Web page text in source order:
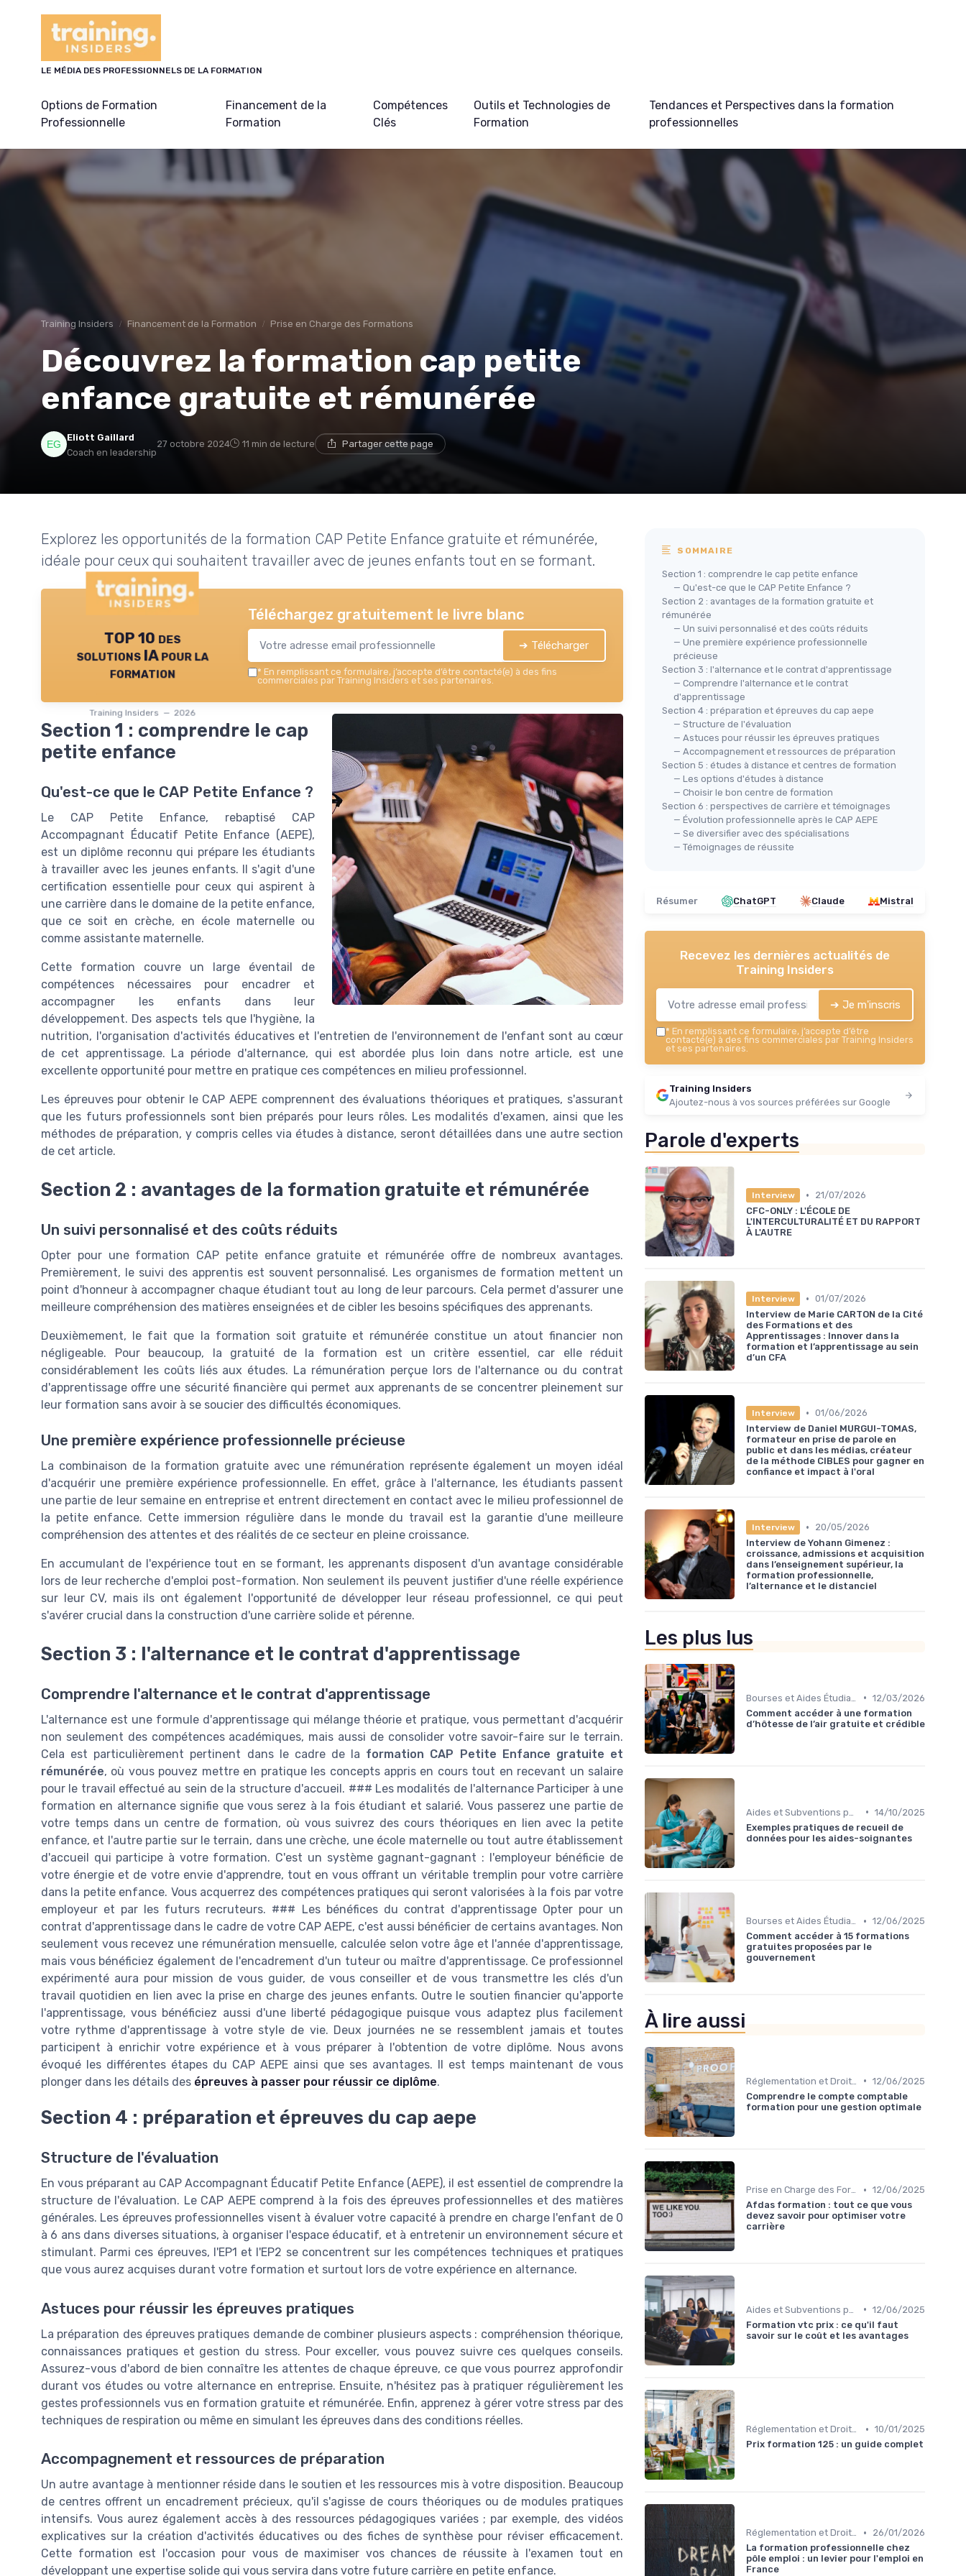
LE MÉDIA DES PROFESSIONNELS DE LA FORMATION
Options de Formation
Professionnelle
Financement de la
Formation
Compétences
Clés
Outils et Technologies de
Formation
Tendances et Perspectives dans la formation
professionnelles
Training Insiders Financement de la Formation Prise en Charge des Formations
Découvrez la formation cap petite
enfance gratuite et rémunérée
Eliott Gaillard
Coach en leadership
27 octobre 2024 11 min de lecture Partager cette page
Explorez les opportunités de la formation CAP Petite Enfance gratuite et rémunérée,
idéale pour ceux qui souhaitent travailler avec de jeunes enfants tout en se formant.
TOP 10 des
solutions IA pour la
formation
Training Insiders — 2026
Téléchargez gratuitement le livre blanc
➔ Télécharger
* En remplissant ce formulaire, j’accepte d’être contacté(e) à des fins
commerciales par Training Insiders et ses partenaires.
Section 1 : comprendre le cap
petite enfance
Qu'est-ce que le CAP Petite Enfance ?
Le CAP Petite Enfance, rebaptisé CAP
Accompagnant Éducatif Petite Enfance (AEPE),
est un diplôme reconnu qui prépare les étudiants
à travailler avec les jeunes enfants. Il s'agit d'une
certification essentielle pour ceux qui aspirent à
une carrière dans le domaine de la petite enfance,
que ce soit en crèche, en école maternelle ou
comme assistante maternelle.
Cette formation couvre un large éventail de
compétences nécessaires pour encadrer et
accompagner les enfants dans leur
développement. Des aspects tels que l'hygiène, la
nutrition, l'organisation d'activités éducatives et l'entretien de l'environnement de l'enfant sont au cœur
de cet apprentissage. La période d'alternance, qui est abordée plus loin dans notre article, est une
excellente opportunité pour mettre en pratique ces compétences en milieu professionnel.
Les épreuves pour obtenir le CAP AEPE comprennent des évaluations théoriques et pratiques, s'assurant
que les futurs professionnels sont bien préparés pour leurs rôles. Les modalités d'examen, ainsi que les
méthodes de préparation, y compris celles via études à distance, seront détaillées dans une autre section
de cet article.
Section 2 : avantages de la formation gratuite et rémunérée
Un suivi personnalisé et des coûts réduits
Opter pour une formation CAP petite enfance gratuite et rémunérée offre de nombreux avantages.
Premièrement, le suivi des apprentis est souvent personnalisé. Les organismes de formation mettent un
point d'honneur à accompagner chaque étudiant tout au long de leur parcours. Cela permet d'assurer une
meilleure compréhension des matières enseignées et de cibler les besoins spécifiques des apprenants.
Deuxièmement, le fait que la formation soit gratuite et rémunérée constitue un atout financier non
négligeable. Pour beaucoup, la gratuité de la formation est un critère essentiel, car elle réduit
considérablement les coûts liés aux études. La rémunération perçue lors de l'alternance ou du contrat
d'apprentissage offre une sécurité financière qui permet aux apprenants de se concentrer pleinement sur
leur formation sans avoir à se soucier des difficultés économiques.
Une première expérience professionnelle précieuse
La combinaison de la formation gratuite avec une rémunération représente également un moyen idéal
d'acquérir une première expérience professionnelle. En effet, grâce à l'alternance, les étudiants passent
une partie de leur semaine en entreprise et entrent directement en contact avec le milieu professionnel de
la petite enfance. Cette immersion régulière dans le monde du travail est la garantie d'une meilleure
compréhension des attentes et des réalités de ce secteur en pleine croissance.
En accumulant de l'expérience tout en se formant, les apprenants disposent d'un avantage considérable
lors de leur recherche d'emploi post-formation. Non seulement ils peuvent justifier d'une réelle expérience
sur leur CV, mais ils ont également l'opportunité de développer leur réseau professionnel, ce qui peut
s'avérer crucial dans la construction d'une carrière solide et pérenne.
Section 3 : l'alternance et le contrat d'apprentissage
Comprendre l'alternance et le contrat d'apprentissage
L'alternance est une formule d'apprentissage qui mélange théorie et pratique, vous permettant d'acquérir
non seulement des compétences académiques, mais aussi de consolider votre savoir-faire sur le terrain.
Cela est particulièrement pertinent dans le cadre de la formation CAP Petite Enfance gratuite et
rémunérée, où vous pouvez mettre en pratique les concepts appris en cours tout en recevant un salaire
pour le travail effectué au sein de la structure d'accueil. ### Les modalités de l'alternance Participer à une
formation en alternance signifie que vous serez à la fois étudiant et salarié. Vous passerez une partie de
votre temps dans un centre de formation, où vous suivrez des cours théoriques en lien avec la petite
enfance, et l'autre partie sur le terrain, dans une crèche, une école maternelle ou tout autre établissement
d'accueil qui participe à votre formation. C'est un système gagnant-gagnant : l'employeur bénéficie de
votre énergie et de votre envie d'apprendre, tout en vous offrant un véritable tremplin pour votre carrière
dans la petite enfance. Vous acquerrez des compétences pratiques qui seront valorisées à la fois par votre
employeur et par les futurs recruteurs. ### Les bénéfices du contrat d'apprentissage Opter pour un
contrat d'apprentissage dans le cadre de votre CAP AEPE, c'est aussi bénéficier de certains avantages. Non
seulement vous recevez une rémunération mensuelle, calculée selon votre âge et l'année d'apprentissage,
mais vous bénéficiez également de l'encadrement d'un tuteur ou maître d'apprentissage. Ce professionnel
expérimenté aura pour mission de vous guider, de vous conseiller et de vous transmettre les clés d'un
travail quotidien en lien avec la prise en charge des jeunes enfants. Outre le soutien financier qu'apporte
l'apprentissage, vous bénéficiez aussi d'une liberté pédagogique puisque vous adaptez plus facilement
votre rythme d'apprentissage à votre style de vie. Deux journées ne se ressemblent jamais et toutes
participent à enrichir votre expérience et à vous préparer à l'obtention de votre diplôme. Nous avons
évoqué les différentes étapes du CAP AEPE ainsi que ses avantages. Il est temps maintenant de vous
plonger dans les détails des épreuves à passer pour réussir ce diplôme.
Section 4 : préparation et épreuves du cap aepe
Structure de l'évaluation
En vous préparant au CAP Accompagnant Éducatif Petite Enfance (AEPE), il est essentiel de comprendre la
structure de l'évaluation. Le CAP AEPE comprend à la fois des épreuves professionnelles et des matières
générales. Les épreuves professionnelles visent à évaluer votre capacité à prendre en charge l'enfant de 0
à 6 ans dans diverses situations, à organiser l'espace éducatif, et à entretenir un environnement sécure et
stimulant. Parmi ces épreuves, l'EP1 et l'EP2 se concentrent sur les compétences techniques et pratiques
que vous aurez acquises durant votre formation et surtout lors de votre expérience en alternance.
Astuces pour réussir les épreuves pratiques
La préparation des épreuves pratiques demande de combiner plusieurs aspects : compréhension théorique,
connaissances pratiques et gestion du stress. Pour exceller, vous pouvez suivre ces quelques conseils.
Assurez-vous d'abord de bien connaître les attentes de chaque épreuve, ce que vous pourrez approfondir
durant vos études ou votre alternance en entreprise. Ensuite, n'hésitez pas à pratiquer régulièrement les
gestes professionnels vus en formation gratuite et rémunérée. Enfin, apprenez à gérer votre stress par des
techniques de respiration ou même en simulant les épreuves dans des conditions réelles.
Accompagnement et ressources de préparation
Un autre avantage à mentionner réside dans le soutien et les ressources mis à votre disposition. Beaucoup
de centres offrent un encadrement précieux, qu'il s'agisse de cours théoriques ou de modules pratiques
intensifs. Vous aurez également accès à des ressources pédagogiques variées ; par exemple, des vidéos
explicatives sur la création d'activités éducatives ou des fiches de synthèse pour réviser efficacement.
Cette formation est l'occasion pour vous de maximiser vos chances de réussite à l'examen tout en
développant une expertise solide qui vous servira dans votre future carrière en petite enfance.
SOMMAIRE
Section 1 : comprendre le cap petite enfance
— Qu'est-ce que le CAP Petite Enfance ?
Section 2 : avantages de la formation gratuite et
rémunérée
— Un suivi personnalisé et des coûts réduits
— Une première expérience professionnelle
précieuse
Section 3 : l'alternance et le contrat d'apprentissage
— Comprendre l'alternance et le contrat
d'apprentissage
Section 4 : préparation et épreuves du cap aepe
— Structure de l'évaluation
— Astuces pour réussir les épreuves pratiques
— Accompagnement et ressources de préparation
Section 5 : études à distance et centres de formation
— Les options d'études à distance
— Choisir le bon centre de formation
Section 6 : perspectives de carrière et témoignages
— Évolution professionnelle après le CAP AEPE
— Se diversifier avec des spécialisations
— Témoignages de réussite
Résumer ChatGPT Claude Mistral
Recevez les dernières actualités de
Training Insiders
➔ Je m'inscris
* En remplissant ce formulaire, j’accepte d’être
contacté(e) à des fins commerciales par Training Insiders
et ses partenaires.
Training Insiders
Ajoutez-nous à vos sources préférées sur Google
Parole d'experts
Interview •
21/07/2026
CFC-ONLY : L'ÉCOLE DE
L'INTERCULTURALITÉ ET DU RAPPORT
À L'AUTRE
Interview • 01/07/2026
Interview de Marie CARTON de la Cité
des Formations et des
Apprentissages : Innover dans la
formation et l’apprentissage au sein
d’un CFA
Interview • 01/06/2026
Interview de Daniel MURGUI-TOMAS,
formateur en prise de parole en
public et dans les médias, créateur
de la méthode CIBLES pour gagner en
confiance et impact à l'oral
Interview •
20/05/2026
Interview de Yohann Gimenez :
croissance, admissions et acquisition
dans l’enseignement supérieur, la
formation professionnelle,
l’alternance et le distanciel
Les plus lus
• 12/03/2026
Comment accéder à une formation
d’hôtesse de l’air gratuite et crédible
• 14/10/2025
Exemples pratiques de recueil de
données pour les aides-soignantes
Bourses et Aides Étudiantes • 12/06/2025
Comment accéder à 15 formations
gratuites proposées par le
gouvernement
À lire aussi
• 12/06/2025
Comprendre le compte comptable
formation pour une gestion optimale
Prise en Charge des Formations • 12/06/2025
Afdas formation : tout ce que vous
devez savoir pour optimiser votre
carrière
• 12/06/2025
Formation vtc prix : ce qu'il faut
savoir sur le coût et les avantages
Réglementation et Droits à la Formation • 10/01/2025
Prix formation 125 : un guide complet
Réglementation et Droits à la Formation •
26/01/2026
La formation professionnelle chez
pôle emploi : un levier pour l'emploi en
France